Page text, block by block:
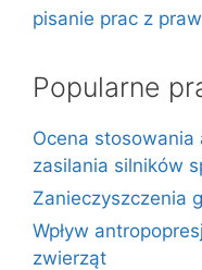
pisanie prac z
Popularne
Ocena stosowania
zasilania silników
Zanieczyszczenia
Wpływ
zwierząt